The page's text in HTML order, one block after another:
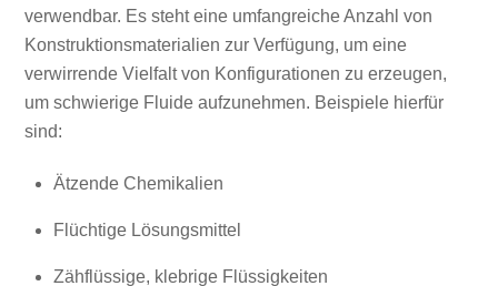
verwendbar. Es steht eine umfangreiche Anzahl von
Konstruktionsmaterialien zur Verfügung, um eine
verwirrende Vielfalt von Konfigurationen zu erzeugen,
um schwierige Fluide aufzunehmen. Beispiele hierfür
sind:
Ätzende Chemikalien
Flüchtige Lösungsmittel
Zähflüssige, klebrige Flüssigkeiten